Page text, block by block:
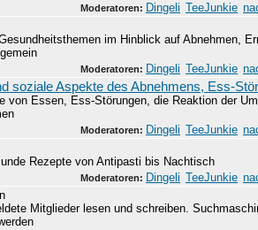
Moderatoren: Dingeli TeeJunkie
im Hinblick auf Abnehmen,
Moderatoren: Dingeli TeeJunkie
soziale Aspekte des Abnehmens, Ess-
von Essen, Ess-Störungen, die Reaktion der
Moderatoren: Dingeli TeeJunkie
Rezepte von Antipasti bis Nachtisch
Moderatoren: Dingeli TeeJunkie
Mitglieder lesen und schreiben.